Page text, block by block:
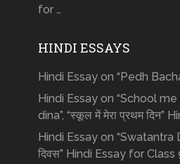
for …
HINDI ESSAYS
Hindi Essay on “Pedh
Hindi Essay on “School
dina”, “स्कूल में मेरा प्रथम दिन”
Hindi Essay on “Swatantra
दिवस” Hindi Essay for Class